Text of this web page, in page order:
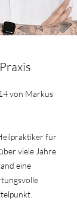
von Markus
für
viele Jahre
eine